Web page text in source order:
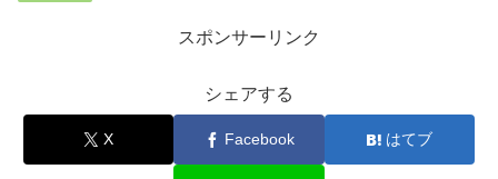
スポンサーリンク
シェアする
X Facebook はてブ